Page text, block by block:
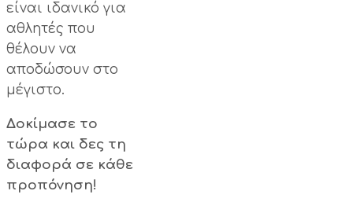
είναι ιδανικό για
αθλητές που
θέλουν να
αποδώσουν στο
μέγιστο.
Δοκίμασε το
τώρα και δες τη
διαφορά σε κάθε
προπόνηση!